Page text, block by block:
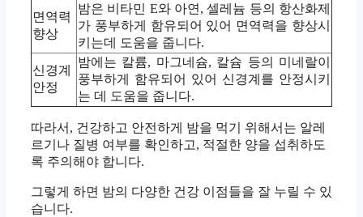
면역력
향상
밤은 비타민 E와 아연, 셀레늄 등의 항산화제
가 풍부하게 함유되어 있어 면역력을 향상시
키는데 도움을 줍니다.
신경계
안정
밤에는 칼륨, 마그네슘, 칼슘 등의 미네랄이
풍부하게 함유되어 있어 신경계를 안정시키
는 데 도움을 줍니다.
따라서, 건강하고 안전하게 밤을 먹기 위해서는 알레
르기나 질병 여부를 확인하고, 적절한 양을 섭취하도
록 주의해야 합니다.
그렇게 하면 밤의 다양한 건강 이점들을 잘 누릴 수 있
습니다.